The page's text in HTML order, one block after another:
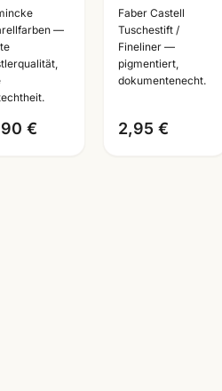
·
Naepfe ·
—
€
pigmentiert
dokumentenecht
· alle Farben
Faber Castell
Tuschestift /
Fineliner —
pigmentiert,
dokumentenecht.
2,95 €